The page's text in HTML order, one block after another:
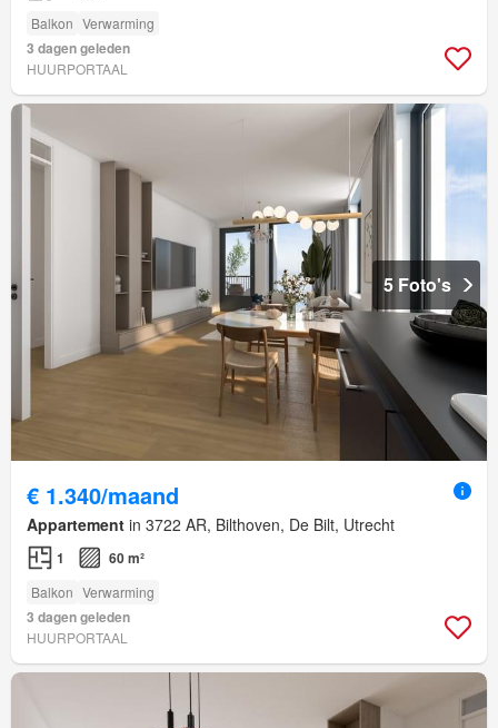
Balkon Verwarming
3 dagen geleden
HUURPORTAAL
5 Foto's
€ 1.340/maand
Appartement in 3722 AR, Bilthoven, De Bilt, Utrecht
1 60 m²
Balkon Verwarming
3 dagen geleden
HUURPORTAAL